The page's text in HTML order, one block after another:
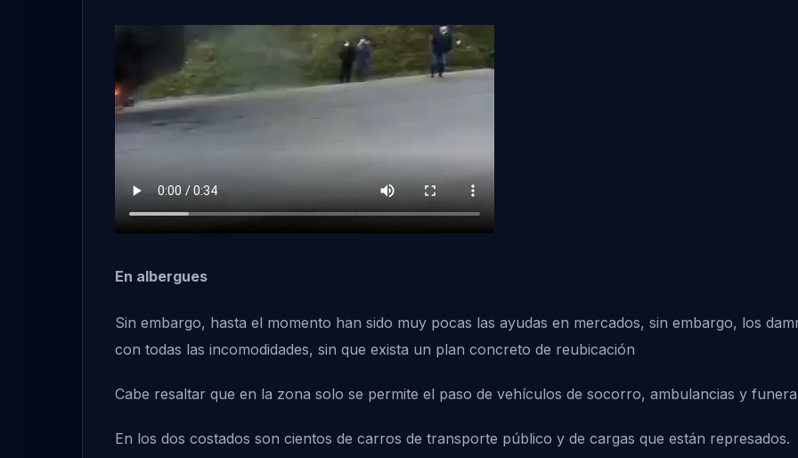
En albergues
Sin embargo, hasta el momento han sido muy pocas las ayudas en mercados, sin embargo, los
con todas las incomodidades, sin que exista un plan concreto de reubicación
Cabe resaltar que en la zona solo se permite el paso de vehículos de socorro, ambulancias y
En los dos costados son cientos de carros de transporte público y de cargas que están represados.